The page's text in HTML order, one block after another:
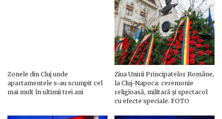
Zonele din Cluj unde
apartamentele s-au scumpit cel
mai mult în ultimii trei ani
Ziua Unirii Principatelor Române,
la Cluj-Napoca: ceremonie
religioasă, militară și spectacol
cu efecte speciale. FOTO